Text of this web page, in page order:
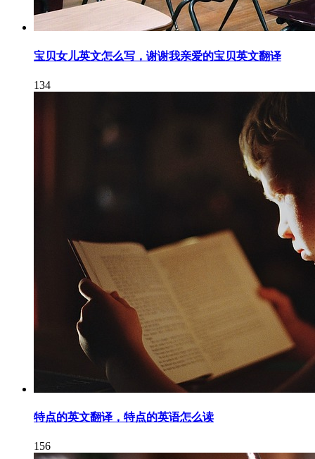
宝贝女儿英文怎么写，谢谢我亲爱的宝贝英文翻译
134
特点的英文翻译，特点的英语怎么读
156